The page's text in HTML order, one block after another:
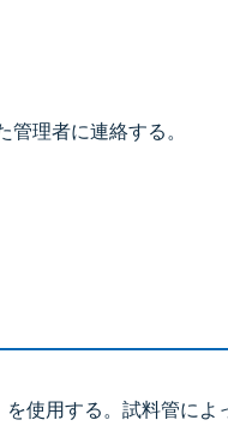
理者に連絡する。
使用する。試料管によ